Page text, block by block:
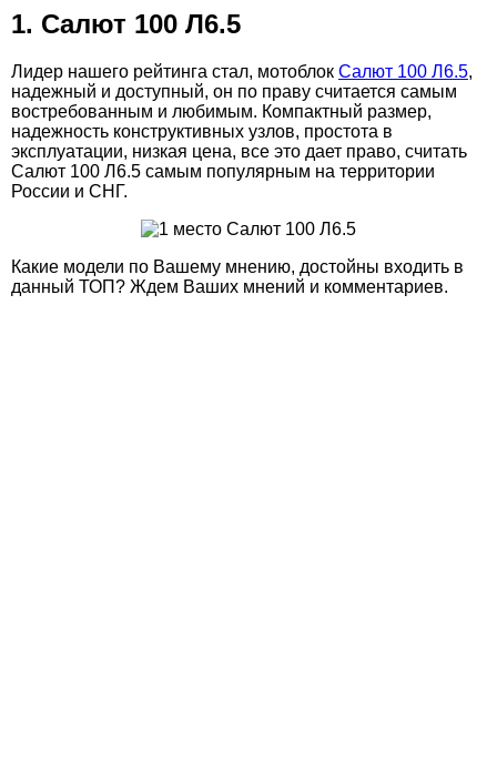
1. Салют 100 Л6.5
Лидер нашего рейтинга стал, мотоблок Салют 100 Л6.5,
надежный и доступный, он по праву считается самым
востребованным и любимым. Компактный размер,
надежность конструктивных узлов, простота в
эксплуатации, низкая цена, все это дает право, считать
Салют 100 Л6.5 самым популярным на территории
России и СНГ.
Какие модели по Вашему мнению, достойны входить в
данный ТОП? Ждем Ваших мнений и комментариев.